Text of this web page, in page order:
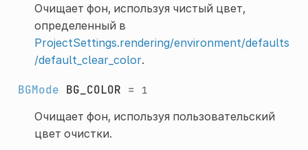
Очищает фон, используя чистый цвет,
определенный в
ProjectSettings.rendering/environment/defaults
/default_clear_color.
BGMode BG_COLOR = 1
Очищает фон, используя пользовательский
цвет очистки.